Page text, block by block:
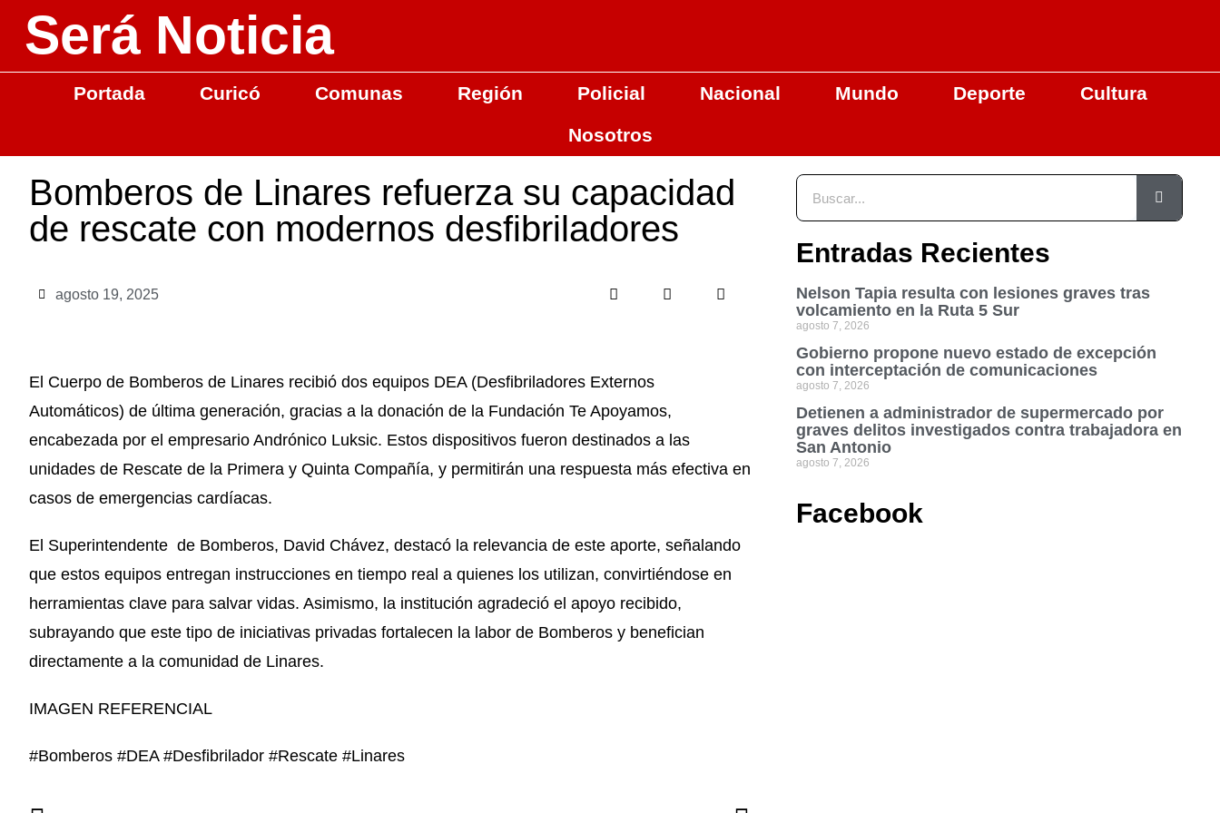
Será Noticia
Portada Curicó Comunas Región Policial Nacional Mundo Deporte
Cultura
Nosotros
Bomberos de Linares refuerza su capacidad
de rescate con modernos desfibriladores
agosto 19, 2025
El Cuerpo de Bomberos de Linares recibió dos equipos DEA (Desfibriladores Externos
Automáticos) de última generación, gracias a la donación de la Fundación Te Apoyamos,
encabezada por el empresario Andrónico Luksic. Estos dispositivos fueron destinados a las
unidades de Rescate de la Primera y Quinta Compañía, y permitirán una respuesta más efectiva en
casos de emergencias cardíacas.
El Superintendente de Bomberos, David Chávez, destacó la relevancia de este aporte, señalando
que estos equipos entregan instrucciones en tiempo real a quienes los utilizan, convirtiéndose en
herramientas clave para salvar vidas. Asimismo, la institución agradeció el apoyo recibido,
subrayando que este tipo de iniciativas privadas fortalecen la labor de Bomberos y benefician
directamente a la comunidad de Linares.
IMAGEN REFERENCIAL
#Bomberos #DEA #Desfibrilador #Rescate #Linares
Entradas Recientes
Nelson Tapia resulta con lesiones graves tras
volcamiento en la Ruta 5 Sur
agosto 7, 2026
Gobierno propone nuevo estado de excepción
con interceptación de comunicaciones
agosto 7, 2026
Detienen a administrador de supermercado por
graves delitos investigados contra trabajadora en
San Antonio
agosto 7, 2026
Facebook